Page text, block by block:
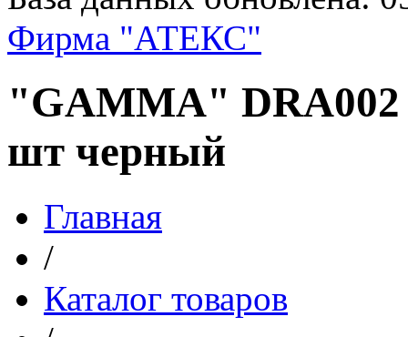
Фирма "АТЕКС"
"GAMMA" DRA002
шт черный
Главная
/
Каталог товаров